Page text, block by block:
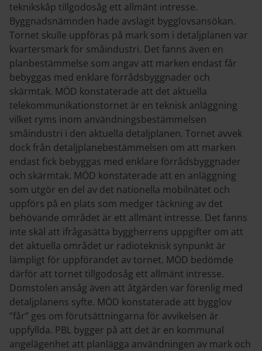
teknikskåp tillgodosåg ett allmänt intresse.
Byggnadsnämnden hade avslagit bygglovsansökan.
Tornet skulle uppföras på mark som i detaljplanen var
kvartersmark för småindustri. Det fanns även en
planbestämmelse som angav att marken endast får
bebyggas med enklare förrådsbyggnader och
skärmtak. MÖD konstaterade att det aktuella
telekommunikationstornet är en teknisk anläggning
vilket ryms inom användningsbestämmelsen
småindustri i den aktuella detaljplanen. Tornet avvek
dock från detaljplanebestämmelsen om att marken
endast fick bebyggas med enklare förrådsbyggnader
och skärmtak. MÖD konstaterade att en anläggning
som utgör en del av det nationella mobilnätet och
uppförs på en plats som medger täckning av det
behövande området är ett allmänt intresse. Det fanns
inte skäl att ifrågasätta byggherrens uppgifter om att
det aktuella området ur radioteknisk synpunkt är
lämpligt för uppförandet av tornet. MÖD bedömde
därför att tornet tillgodosåg ett allmänt intresse.
Domstolen ansåg även att åtgärden var förenlig med
detaljplanens syfte. MÖD konstaterade att bygglov
”får” ges om förutsättningarna för avvikelsen är
uppfyllda. PBL bygger på att det är en kommunal
angelägenhet att planlägga användningen av mark och